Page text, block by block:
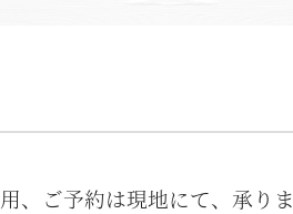
ご予約は現地にて、承りま